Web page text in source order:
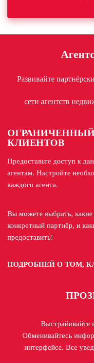
Развивайте
сети агентств
КЛИЕНТОВ
Предоставьте доступ к
агентам. Настройте
каждого агента.
Вы можете выбрать, какие
конкретный партнёр, и
предоставить!
ПОДРОБНЕЙ О ТОМ,
Выстрайивайте
Обменивайтесь
интерфейсе. Все